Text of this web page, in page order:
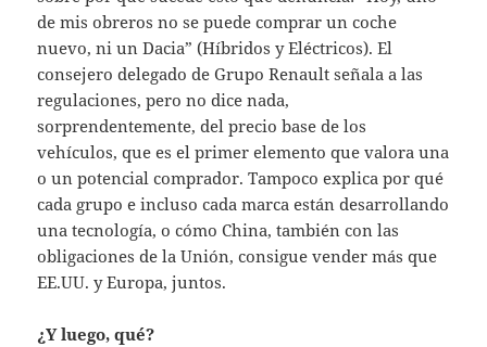
de mis obreros no se puede comprar un coche
nuevo, ni un Dacia” (Híbridos y Eléctricos). El
consejero delegado de Grupo Renault señala a las
regulaciones, pero no dice nada,
sorprendentemente, del precio base de los
vehículos, que es el primer elemento que valora una
o un potencial comprador. Tampoco explica por qué
cada grupo e incluso cada marca están desarrollando
una tecnología, o cómo China, también con las
obligaciones de la Unión, consigue vender más que
EE.UU. y Europa, juntos.
¿Y luego, qué?